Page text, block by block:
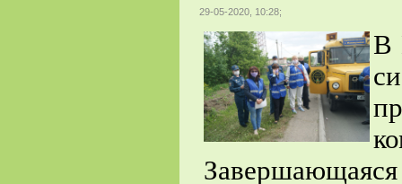
29-05-2020, 10:28;
В